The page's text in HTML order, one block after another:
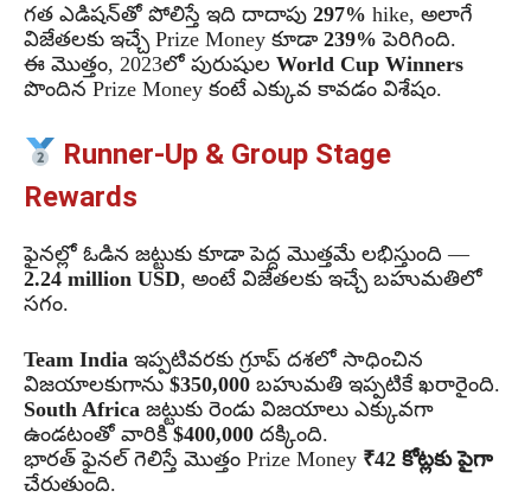
గత ఎడిషన్‌తో పోలిస్తే ఇది దాదాపు 297% hike, అలాగే
విజేతలకు ఇచ్చే Prize Money కూడా 239% పెరిగింది.
ఈ మొత్తం, 2023లో పురుషుల World Cup Winners
పొందిన Prize Money కంటే ఎక్కువ కావడం విశేషం.
Runner-Up & Group Stage
Rewards
ఫైనల్లో ఓడిన జట్టుకు కూడా పెద్ద మొత్తమే లభిస్తుంది —
2.24 million USD, అంటే విజేతలకు ఇచ్చే బహుమతిలో
సగం.
Team India ఇప్పటివరకు గ్రూప్ దశలో సాధించిన
విజయాలకుగాను $350,000 బహుమతి ఇప్పటికే ఖరారైంది.
South Africa జట్టుకు రెండు విజయాలు ఎక్కువగా
ఉండటంతో వారికి$400,000 దక్కింది.
భారత్ ఫైనల్ గెలిస్తే మొత్తం Prize Money ₹42 కోట్లకు పైగా
చేరుతుంది.